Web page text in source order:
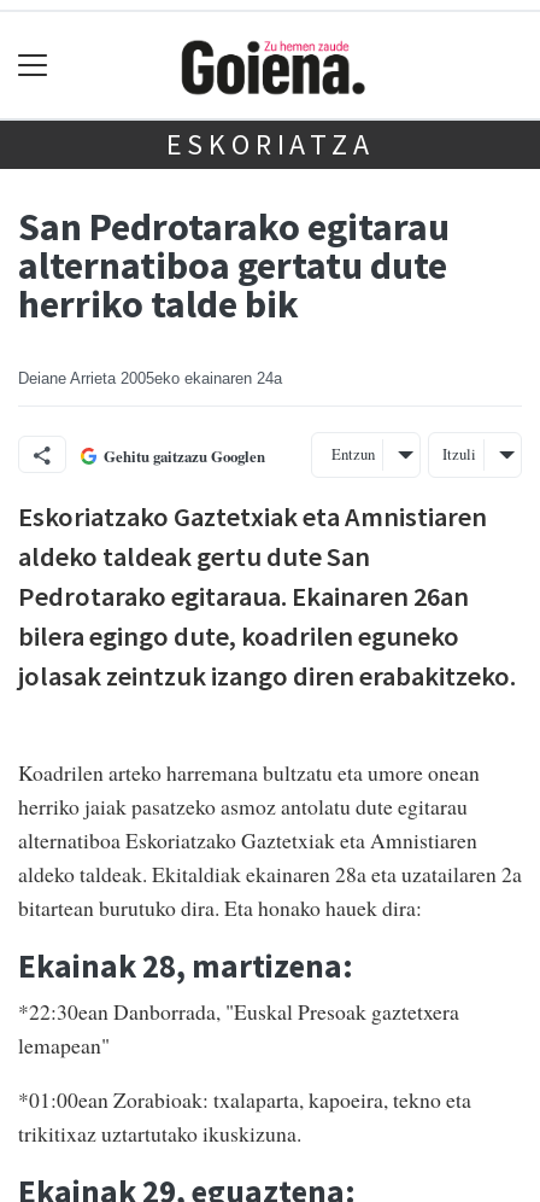
ESKORIATZA
San Pedrotarako egitarau
alternatiboa gertatu dute
herriko talde bik
Deiane Arrieta 2005eko ekainaren 24a
Gehitu gaitzazu Googlen Entzun Itzuli
Eskoriatzako Gaztetxiak eta Amnistiaren
aldeko taldeak gertu dute San
Pedrotarako egitaraua. Ekainaren 26an
bilera egingo dute, koadrilen eguneko
jolasak zeintzuk izango diren erabakitzeko.
Koadrilen arteko harremana bultzatu eta umore onean
herriko jaiak pasatzeko asmoz antolatu dute egitarau
alternatiboa Eskoriatzako Gaztetxiak eta Amnistiaren
aldeko taldeak. Ekitaldiak ekainaren 28a eta uzatailaren 2a
bitartean burutuko dira. Eta honako hauek dira:
Ekainak 28, martizena:
*22:30ean Danborrada, "Euskal Presoak gaztetxera
lemapean"
*01:00ean Zorabioak: txalaparta, kapoeira, tekno eta
trikitixaz uztartutako ikuskizuna.
Ekainak 29, eguaztena: